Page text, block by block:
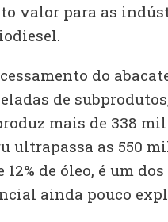
valor para as
do
de
mais de 338
ultrapassa as 550
12% de óleo, é um
ainda pouco